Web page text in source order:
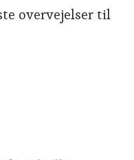
overvejelser til